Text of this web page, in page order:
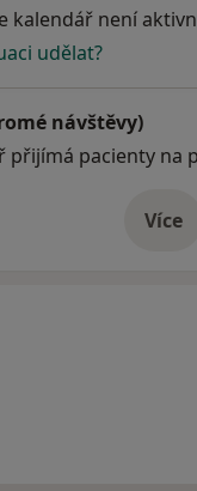
kalendář není
udělat?
návštěvy)
přijímá pacienty na
Více
o